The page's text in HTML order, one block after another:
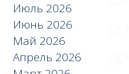
Июль 2026
Июнь 2026
Май 2026
Апрель 2026